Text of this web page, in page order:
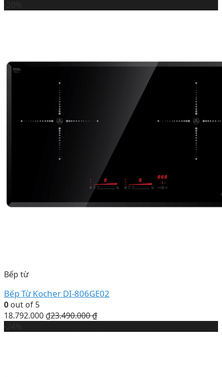
Bếp từ
Bếp Từ Kocher DI-806GE02
0 out of 5
18.792.000 ₫23.490.000₫